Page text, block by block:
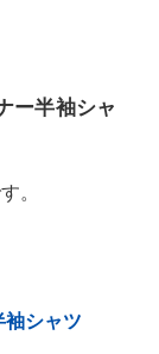
ー半袖シャ
。
袖シャツ